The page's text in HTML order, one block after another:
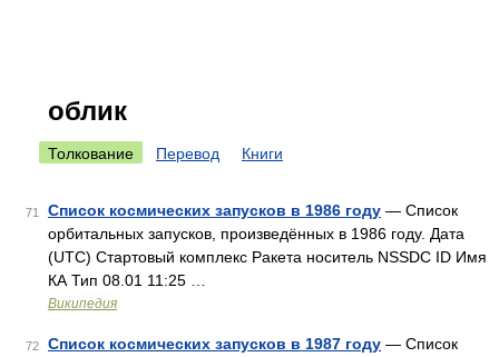
облик
Толкование Перевод Книги
71 Список космических запусков в 1986 году — Список
орбитальных запусков, произведённых в 1986 году. Дата
(UTC) Стартовый комплекс Ракета носитель NSSDC ID Имя
КА Тип 08.01 11:25 …
Википедия
72 Список космических запусков в 1987 году — Список